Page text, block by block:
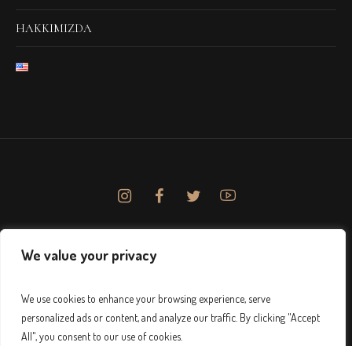
We value your privacy
We use cookies to enhance your browsing experience, serve
personalized ads or content, and analyze our traffic. By clicking "Accept
All", you consent to our use of cookies.
HAKKIMIZDA